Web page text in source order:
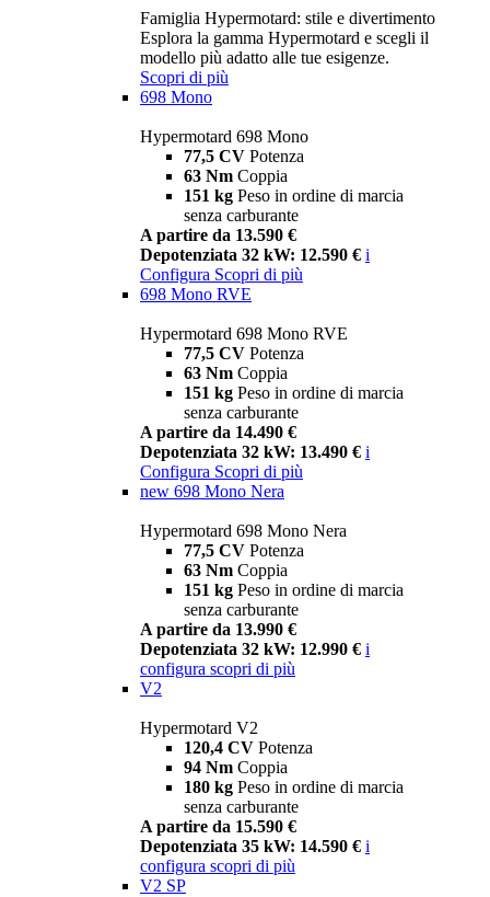
Famiglia Hypermotard: stile e divertimento
Esplora la gamma Hypermotard e scegli il
modello più adatto alle tue esigenze.
Scopri di più
698 Mono
Hypermotard 698 Mono
77,5 CV Potenza
63 Nm Coppia
151 kg Peso in ordine di marcia
senza carburante
A partire da 13.590 €
Depotenziata 32 kW: 12.590 € i
Configura Scopri di più
698 Mono RVE
Hypermotard 698 Mono RVE
77,5 CV Potenza
63 Nm Coppia
151 kg Peso in ordine di marcia
senza carburante
A partire da 14.490 €
Depotenziata 32 kW: 13.490 € i
Configura Scopri di più
new 698 Mono Nera
Hypermotard 698 Mono Nera
77,5 CV Potenza
63 Nm Coppia
151 kg Peso in ordine di marcia
senza carburante
A partire da 13.990 €
Depotenziata 32 kW: 12.990 € i
configura scopri di più
V2
Hypermotard V2
120,4 CV Potenza
94 Nm Coppia
180 kg Peso in ordine di marcia
senza carburante
A partire da 15.590 €
Depotenziata 35 kW: 14.590 € i
configura scopri di più
V2 SP